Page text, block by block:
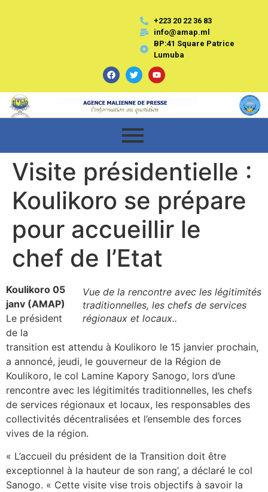
+223 20 22 36 83
info@amap.ml
BP:41 Square Patrice
Lumuba
Visite présidentielle :
Koulikoro se prépare
pour accueillir le
chef de l’Etat
Vue de la rencontre avec les légitimités
traditionnelles, les chefs de services
régionaux et locaux..
Koulikoro 05
janv (AMAP)
Le président
de la
transition est attendu à Koulikoro le 15 janvier prochain,
a annoncé, jeudi, le gouverneur de la Région de
Koulikoro, le col Lamine Kapory Sanogo, lors d’une
rencontre avec les légitimités traditionnelles, les chefs
de services régionaux et locaux, les responsables des
collectivités décentralisées et l’ensemble des forces
vives de la région.
« L’accueil du président de la Transition doit être
exceptionnel à la hauteur de son rang’, a déclaré le col
Sanogo. « Cette visite vise trois objectifs à savoir la